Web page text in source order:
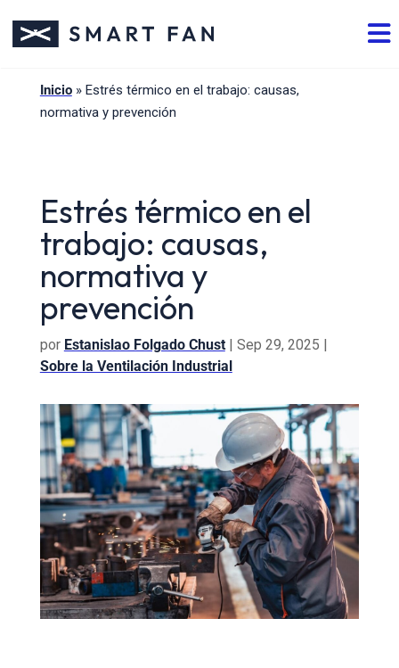
Inicio» Estrés térmico en el trabajo: causas,
normativa y prevención
Estrés térmico en el
trabajo: causas,
normativa y
prevención
por Estanislao Folgado Chust| Sep 29, 2025 |
Sobre la Ventilación Industrial